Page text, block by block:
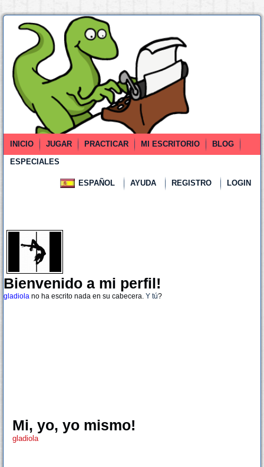
INICIO JUGAR PRACTICAR MI ESCRITORIO
BLOG
ESPECIALES
ESPAÑOL AYUDA REGISTRO LOGIN
Bienvenido a mi perfil!
gladiola no ha escrito nada en su cabecera. Y tú?
Mi, yo, yo mismo!
gladiola